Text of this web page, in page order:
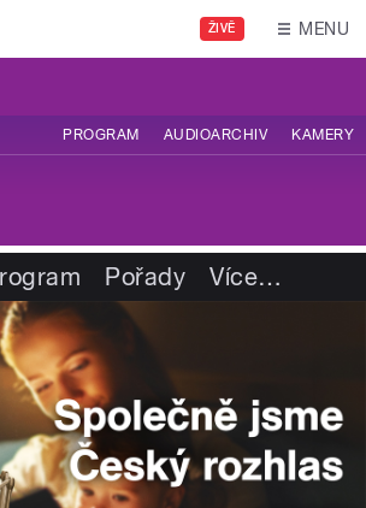
ŽIVĚ MENU
PROGRAM AUDIOARCHIV KAMERY
Pořady Více…